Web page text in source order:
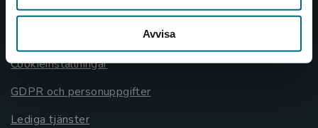
Avvisa
Om oss
Cookieinställningar
GDPR och personuppgifter
Lediga tjänster